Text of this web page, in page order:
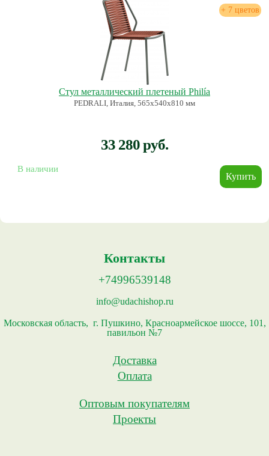
+ 7 цветов
Стул металлический плетеный Philía
PEDRALI, Италия, 565х540х810 мм
33 280 руб.
В наличии
Контакты
+74996539148
info@udachishop.ru
Московская область, г. Пушкино, Красноармейское шоссе, 101,
павильон №7
Доставка
Оплата
Оптовым покупателям
Проекты